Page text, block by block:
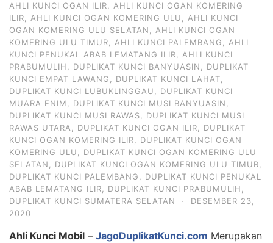
AHLI KUNCI OGAN ILIR, AHLI KUNCI OGAN KOMERING
ILIR, AHLI KUNCI OGAN KOMERING ULU, AHLI KUNCI
OGAN KOMERING ULU SELATAN, AHLI KUNCI OGAN
KOMERING ULU TIMUR, AHLI KUNCI PALEMBANG, AHLI
KUNCI PENUKAL ABAB LEMATANG ILIR, AHLI KUNCI
PRABUMULIH, DUPLIKAT KUNCI BANYUASIN, DUPLIKAT
KUNCI EMPAT LAWANG, DUPLIKAT KUNCI LAHAT,
DUPLIKAT KUNCI LUBUKLINGGAU, DUPLIKAT KUNCI
MUARA ENIM, DUPLIKAT KUNCI MUSI BANYUASIN,
DUPLIKAT KUNCI MUSI RAWAS, DUPLIKAT KUNCI MUSI
RAWAS UTARA, DUPLIKAT KUNCI OGAN ILIR, DUPLIKAT
KUNCI OGAN KOMERING ILIR, DUPLIKAT KUNCI OGAN
KOMERING ULU, DUPLIKAT KUNCI OGAN KOMERING ULU
SELATAN, DUPLIKAT KUNCI OGAN KOMERING ULU TIMUR,
DUPLIKAT KUNCI PALEMBANG, DUPLIKAT KUNCI PENUKAL
ABAB LEMATANG ILIR, DUPLIKAT KUNCI PRABUMULIH,
DUPLIKAT KUNCI SUMATERA SELATAN
·
DESEMBER 23,
2020
Ahli Kunci Mobil – JagoDuplikatKunci.com Merupakan